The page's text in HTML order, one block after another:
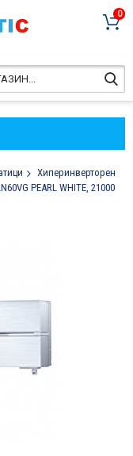
0
Хиперинверторен
PEARL WHITE, 21000